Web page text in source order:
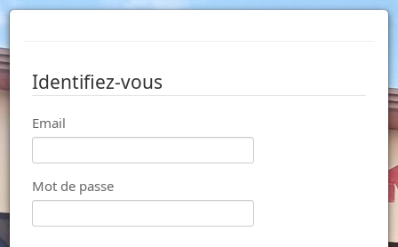
Identifiez-vous
Email
Mot de passe